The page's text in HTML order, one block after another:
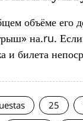
объёме его
на.ru.
билета
25